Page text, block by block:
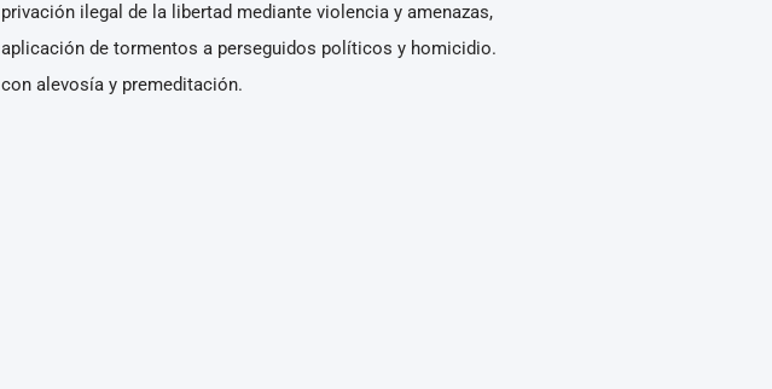
privación ilegal de la libertad mediante violencia y amenazas,
aplicación de tormentos a perseguidos políticos y homicidio.
con alevosía y premeditación.